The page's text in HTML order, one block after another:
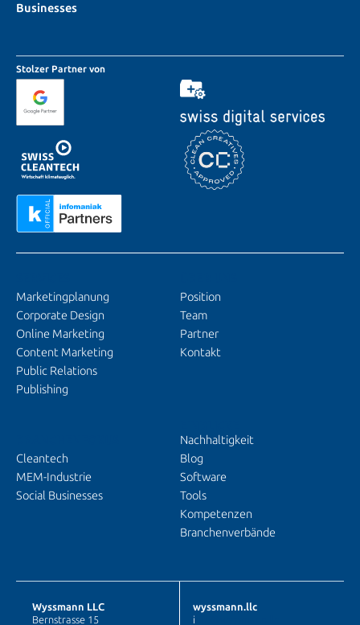
Businesses
Stolzer Partner von
Marketingplanung
Corporate Design
Online Marketing
Content Marketing
Public Relations
Publishing
Cleantech
MEM-Industrie
Social Businesses
Position
Team
Partner
Kontakt
Nachhaltigkeit
Blog
Software
Tools
Kompetenzen
Branchenverbände
Wyssmann LLC
Bernstrasse 15
wyssmann.llc
i